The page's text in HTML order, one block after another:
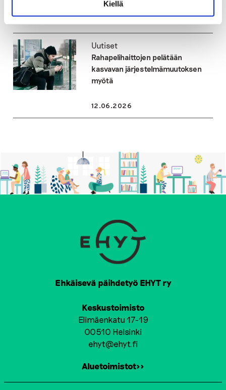
Kiellä
Uutiset
Rahapelihaittojen pelätään
kasvavan järjestelmämuutoksen
myötä
12.06.2026
Ehkäisevä päihdetyö EHYT ry
Keskustoimisto
Elimäenkatu 17-19
00510 Helsinki
ehyt@ehyt.fi
Aluetoimistot>>